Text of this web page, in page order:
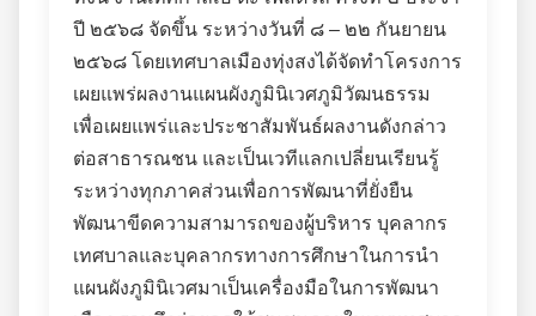
ปี ๒๕๖๘ จัดขึ้น ระหว่างวันที่ ๘ – ๒๒ กันยายน
๒๕๖๘ โดยเทศบาลเมืองทุ่งสงได้จัดทำโครงการ
เผยแพร่ผลงานแผนผังภูมินิเวศภูมิวัฒนธรรม
เพื่อเผยแพร่และประชาสัมพันธ์ผลงานดังกล่าว
ต่อสาธารณชน และเป็นเวทีแลกเปลี่ยนเรียนรู้
ระหว่างทุกภาคส่วนเพื่อการพัฒนาที่ยั่งยืน
พัฒนาขีดความสามารถของผู้บริหาร บุคลากร
เทศบาลและบุคลากรทางการศึกษาในการนำ
แผนผังภูมินิเวศมาเป็นเครื่องมือในการพัฒนา